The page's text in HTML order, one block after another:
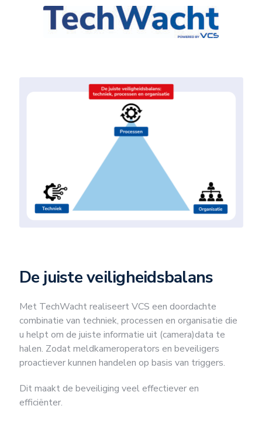
De juiste veiligheidsbalans
Met TechWacht realiseert VCS een doordachte
combinatie van techniek, processen en organisatie die
u helpt om de juiste informatie uit (camera)data te
halen. Zodat meldkameroperators en beveiligers
proactiever kunnen handelen op basis van triggers.
Dit maakt de beveiliging veel effectiever en
efficiënter.